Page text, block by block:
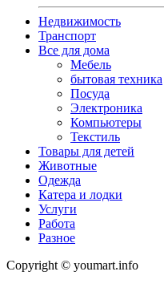
Недвижимость
Транспорт
Все для дома
Мебель
бытовая техника
Посуда
Электроника
Компьютеры
Текстиль
Товары для детей
Животные
Одежда
Катера и лодки
Услуги
Работа
Разное
Copyright © youmart.info